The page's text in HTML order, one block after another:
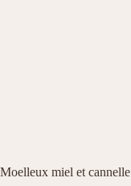
Moelleux miel et cannelle